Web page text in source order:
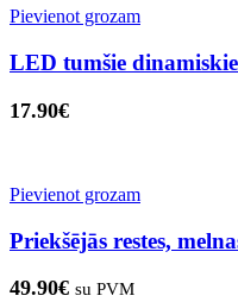
Pievienot grozam
LED tumšie
17.90€
Pievienot grozam
Priekšējās restes,
49.90€ su PVM